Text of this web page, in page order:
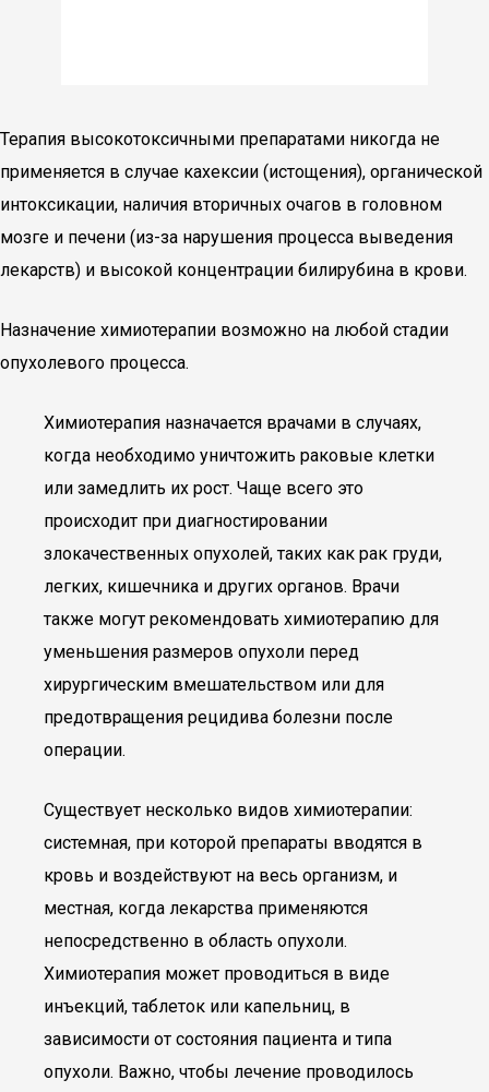
Терапия высокотоксичными препаратами никогда не
применяется в случае кахексии (истощения), органической
интоксикации, наличия вторичных очагов в головном
мозге и печени (из-за нарушения процесса выведения
лекарств) и высокой концентрации билирубина в крови.
Назначение химиотерапии возможно на любой стадии
опухолевого процесса.
Химиотерапия назначается врачами в случаях,
когда необходимо уничтожить раковые клетки
или замедлить их рост. Чаще всего это
происходит при диагностировании
злокачественных опухолей, таких как рак груди,
легких, кишечника и других органов. Врачи
также могут рекомендовать химиотерапию для
уменьшения размеров опухоли перед
хирургическим вмешательством или для
предотвращения рецидива болезни после
операции.
Существует несколько видов химиотерапии:
системная, при которой препараты вводятся в
кровь и воздействуют на весь организм, и
местная, когда лекарства применяются
непосредственно в область опухоли.
Химиотерапия может проводиться в виде
инъекций, таблеток или капельниц, в
зависимости от состояния пациента и типа
опухоли. Важно, чтобы лечение проводилось